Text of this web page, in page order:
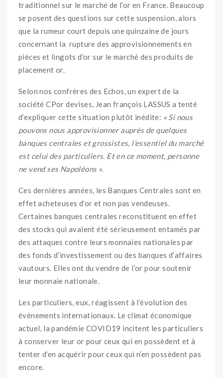
traditionnel sur le marché de l’or en France. Beaucoup
se posent des questions sur cette suspension, alors
que la rumeur court depuis une quinzaine de jours
concernant la rupture des approvisionnements en
pièces et lingots d’or sur le marché des produits de
placement or.
Selon nos confrères des Echos, un expert de la
société CPor devises, Jean françois LASSUS a tenté
d’expliquer cette situation plutôt inédite: « Si nous
pouvons nous approvisionner auprès de quelques
banques centrales et grossistes, l’essentiel du marché
est celui des particuliers. Et en ce moment, personne
ne vend ses Napoléons ».
Ces dernières années, les Banques Centrales sont en
effet acheteuses d’or et non pas vendeuses.
Certaines banques centrales reconstituent en effet
des stocks qui avaient été sérieusement entamés par
des attaques contre leurs monnaies nationales par
des fonds d’investissement ou des banques d’affaires
vautours. Elles ont du vendre de l’or pour soutenir
leur monnaie nationale.
Les particuliers, eux, réagissent à l’évolution des
évènements internationaux. Le climat économique
actuel, la pandémie COVID19 incitent les particuliers
à conserver leur or pour ceux qui en possèdent et à
tenter d’en acquérir pour ceux qui n’en possèdent pas
encore.